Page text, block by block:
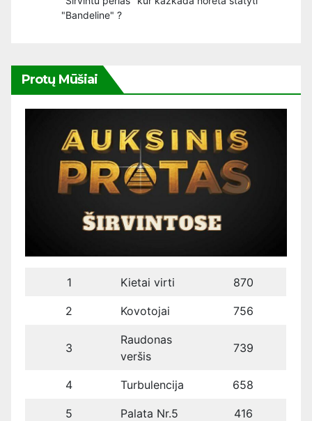
"Bandeline" ?
Protų Mūšiai
1 Kietai virti 870
2 Kovotojai 756
3
Raudonas
veršis
739
4 Turbulencija 658
5 Palata Nr.5 416